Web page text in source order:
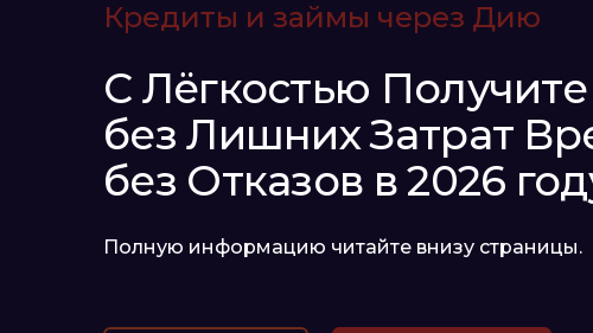
Кредиты и займы через Дию
С Лёгкостью
без Лишних Затрат
без Отказов в 2026
Полную информацию читайте внизу страницы.